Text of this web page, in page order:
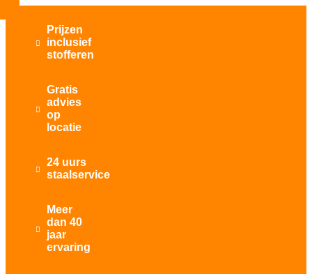

Prijzen
inclusief
stofferen

Gratis
advies
op
locatie

24 uurs
staalservice

Meer
dan 40
jaar
ervaring